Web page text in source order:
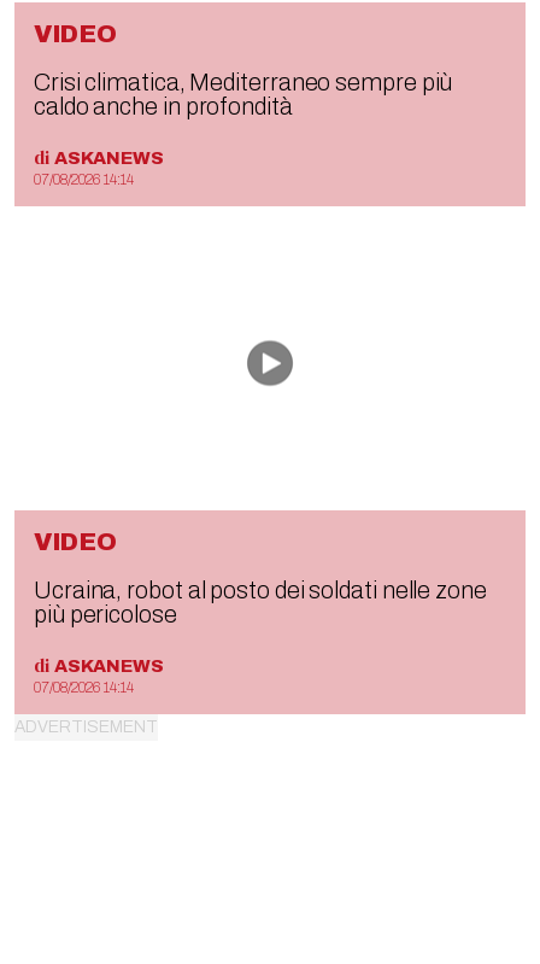
VIDEO
Crisi climatica, Mediterraneo sempre più
caldo anche in profondità
di ASKANEWS
07/08/2026 14:14
VIDEO
Ucraina, robot al posto dei soldati nelle zone
più pericolose
di ASKANEWS
07/08/2026 14:14